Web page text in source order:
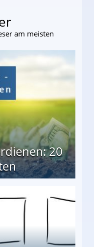
am meisten
20